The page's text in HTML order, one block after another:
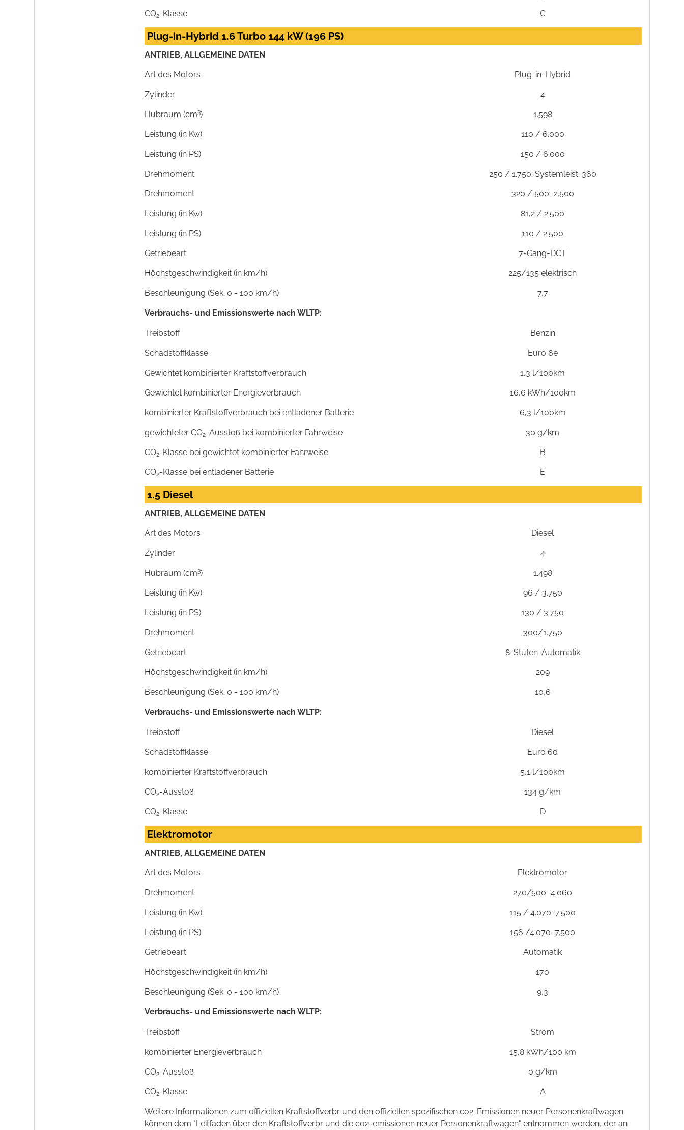
CO2-Klasse C
Plug-in-Hybrid 1.6 Turbo 144 kW (196 PS)
ANTRIEB, ALLGEMEINE DATEN
Art des Motors Plug-in-Hybrid
Zylinder 4
Hubraum (cm3) 1.598
Leistung (in Kw) 110 / 6.000
Leistung (in PS) 150 / 6.000
Drehmoment 250 / 1.750; Systemleist. 360
Drehmoment 320 / 500–2.500
Leistung (in Kw) 81,2 / 2.500
Leistung (in PS) 110 / 2.500
Getriebeart 7-Gang-DCT
Höchstgeschwindigkeit (in km/h) 225/135 elektrisch
Beschleunigung (Sek. 0 - 100 km/h) 7,7
Verbrauchs- und Emissionswerte nach WLTP:
Treibstoff Benzin
Schadstoffklasse Euro 6e
Gewichtet kombinierter Kraftstoffverbrauch 1,3 l/100km
Gewichtet kombinierter Energieverbrauch 16,6 kWh/100km
kombinierter Kraftstoffverbrauch bei entladener Batterie 6,3 l/100km
gewichteter CO2-Ausstoß bei kombinierter Fahrweise 30 g/km
CO2-Klasse bei gewichtet kombinierter Fahrweise B
CO2-Klasse bei entladener Batterie E
1.5 Diesel
ANTRIEB, ALLGEMEINE DATEN
Art des Motors Diesel
Zylinder 4
Hubraum (cm3) 1.498
Leistung (in Kw) 96 / 3.750
Leistung (in PS) 130 / 3.750
Drehmoment 300/1.750
Getriebeart 8-Stufen-Automatik
Höchstgeschwindigkeit (in km/h) 209
Beschleunigung (Sek. 0 - 100 km/h) 10,6
Verbrauchs- und Emissionswerte nach WLTP:
Treibstoff Diesel
Schadstoffklasse Euro 6d
kombinierter Kraftstoffverbrauch 5,1 l/100km
CO2-Ausstoß 134 g/km
CO2-Klasse D
Elektromotor
ANTRIEB, ALLGEMEINE DATEN
Art des Motors Elektromotor
Drehmoment 270/500–4.060
Leistung (in Kw) 115 / 4.070–7.500
Leistung (in PS) 156 /4.070–7.500
Getriebeart Automatik
Höchstgeschwindigkeit (in km/h) 170
Beschleunigung (Sek. 0 - 100 km/h) 9,3
Verbrauchs- und Emissionswerte nach WLTP:
Treibstoff Strom
kombinierter Energieverbrauch 15,8 kWh/100 km
CO2-Ausstoß 0 g/km
CO2-Klasse A
Weitere Informationen zum offiziellen Kraftstoffverbr und den offiziellen spezifischen co2-Emissionen neuer Personenkraftwagen
können dem "Leitfaden über den Kraftstoffverbr und die co2-emissionen neuer Personenkraftwagen" entnommen werden, der an